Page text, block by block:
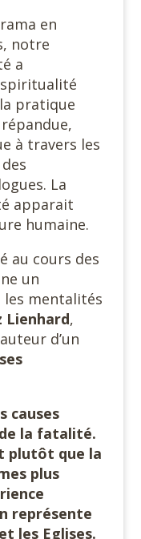
en
notre
a
pratique
à travers les
La
apparait
humaine.
au cours des
un
mentalités
Lienhard,
d’un
causes
la fatalité.
plutôt que la
plus
représente
les Eglises.